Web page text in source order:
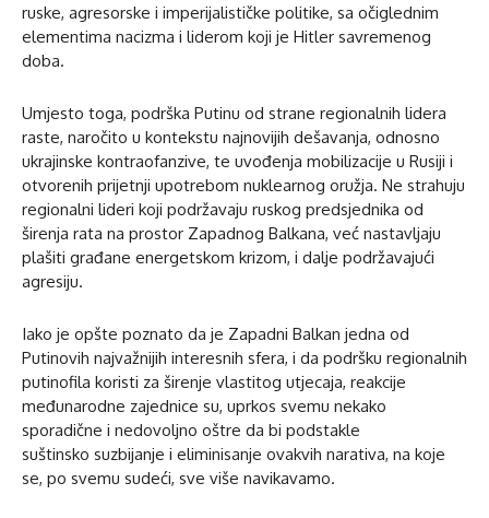
ruske, agresorske i imperijalističke politike, sa očiglednim
elementima nacizma i liderom koji je Hitler savremenog
doba.
Umjesto toga, podrška Putinu od strane regionalnih lidera
raste, naročito u kontekstu najnovijih dešavanja, odnosno
ukrajinske kontraofanzive, te uvođenja mobilizacije u Rusiji i
otvorenih prijetnji upotrebom nuklearnog oružja. Ne strahuju
regionalni lideri koji podržavaju ruskog predsjednika od
širenja rata na prostor Zapadnog Balkana, već nastavljaju
plašiti građane energetskom krizom, i dalje podržavajući
agresiju.
Iako je opšte poznato da je Zapadni Balkan jedna od
Putinovih najvažnijih interesnih sfera, i da podršku regionalnih
putinofila koristi za širenje vlastitog utjecaja, reakcije
međunarodne zajednice su, uprkos svemu nekako
sporadične i nedovoljno oštre da bi podstakle
suštinsko suzbijanje i eliminisanje ovakvih narativa, na koje
se, po svemu sudeći, sve više navikavamo.